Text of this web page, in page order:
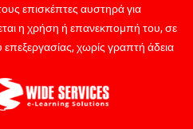
επισκέπτες αυστηρά για
η χρήση ή επανεκπομπή του, σε
χωρίς γραπτή άδεια